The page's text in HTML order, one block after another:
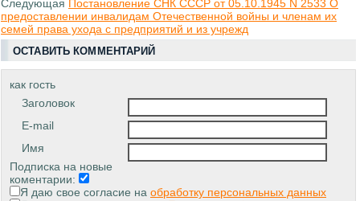
Следующая Постановление СНК СССР от 05.10.1945 N 2533 О
предоставлении инвалидам Отечественной войны и членам их
семей права ухода с предприятий и из учрежд
ОСТАВИТЬ КОММЕНТАРИЙ
как гость
Заголовок
E-mail
Имя
Подписка на новые
коментарии:
Я даю свое согласие на обработку персональных данных